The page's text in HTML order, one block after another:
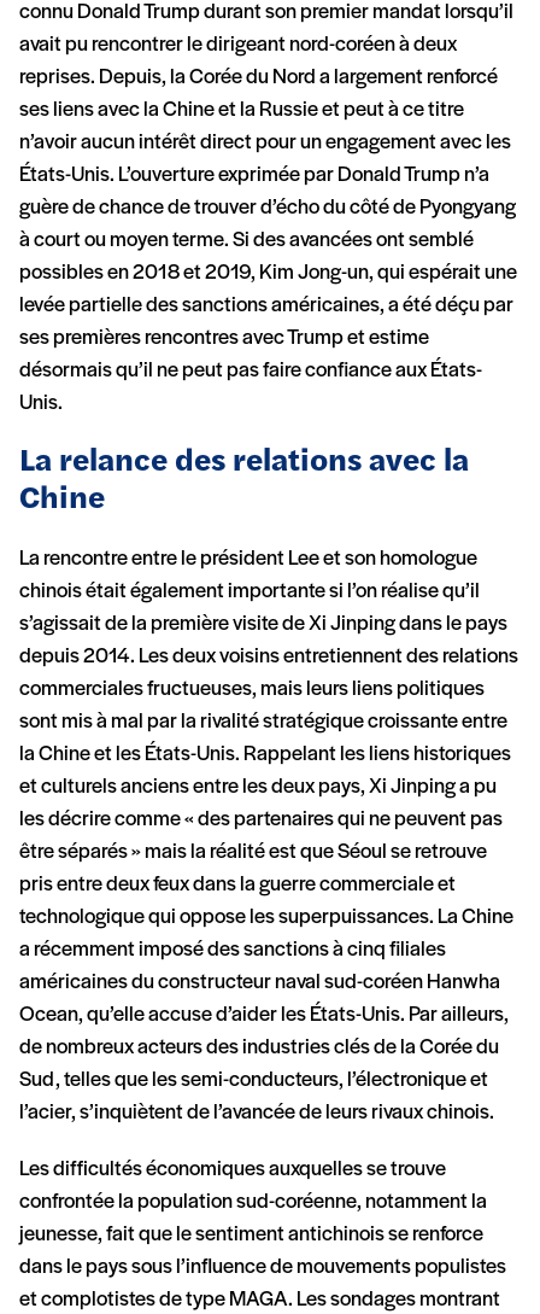
connu Donald Trump durant son premier mandat lorsqu’il
avait pu rencontrer le dirigeant nord-coréen à deux
reprises. Depuis, la Corée du Nord a largement renforcé
ses liens avec la Chine et la Russie et peut à ce titre
n’avoir aucun intérêt direct pour un engagement avec les
États-Unis. L’ouverture exprimée par Donald Trump n’a
guère de chance de trouver d’écho du côté de Pyongyang
à court ou moyen terme. Si des avancées ont semblé
possibles en 2018 et 2019, Kim Jong-un, qui espérait une
levée partielle des sanctions américaines, a été déçu par
ses premières rencontres avec Trump et estime
désormais qu’il ne peut pas faire confiance aux États-
Unis.
La relance des relations avec la
Chine
La rencontre entre le président Lee et son homologue
chinois était également importante si l’on réalise qu’il
s’agissait de la première visite de Xi Jinping dans le pays
depuis 2014. Les deux voisins entretiennent des relations
commerciales fructueuses, mais leurs liens politiques
sont mis à mal par la rivalité stratégique croissante entre
la Chine et les États-Unis. Rappelant les liens historiques
et culturels anciens entre les deux pays, Xi Jinping a pu
les décrire comme « des partenaires qui ne peuvent pas
être séparés » mais la réalité est que Séoul se retrouve
pris entre deux feux dans la guerre commerciale et
technologique qui oppose les superpuissances. La Chine
a récemment imposé des sanctions à cinq filiales
américaines du constructeur naval sud-coréen Hanwha
Ocean, qu’elle accuse d’aider les États-Unis. Par ailleurs,
de nombreux acteurs des industries clés de la Corée du
Sud, telles que les semi-conducteurs, l’électronique et
l’acier, s’inquiètent de l’avancée de leurs rivaux chinois.
Les difficultés économiques auxquelles se trouve
confrontée la population sud-coréenne, notamment la
jeunesse, fait que le sentiment antichinois se renforce
dans le pays sous l’influence de mouvements populistes
et complotistes de type MAGA. Les sondages montrant